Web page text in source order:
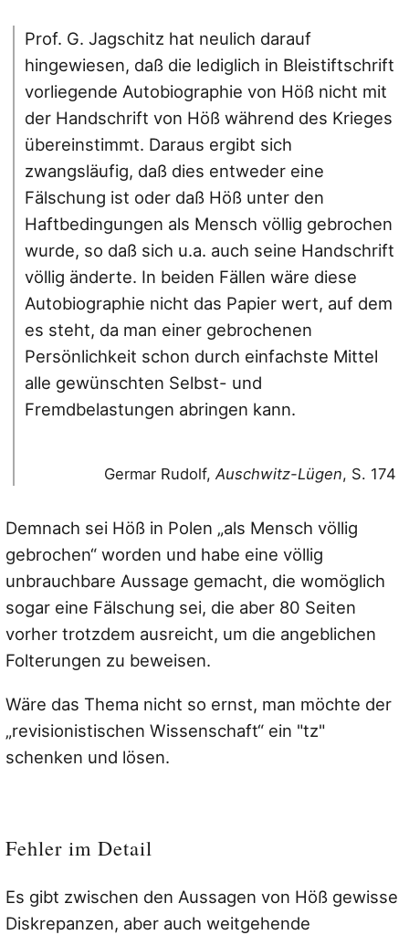
Prof. G. Jagschitz hat neulich darauf
hingewiesen, daß die lediglich in Bleistiftschrift
vorliegende Autobiographie von Höß nicht mit
der Handschrift von Höß während des Krieges
übereinstimmt. Daraus ergibt sich
zwangsläufig, daß dies entweder eine
Fälschung ist oder daß Höß unter den
Haftbedingungen als Mensch völlig gebrochen
wurde, so daß sich u.a. auch seine Handschrift
völlig änderte. In beiden Fällen wäre diese
Autobiographie nicht das Papier wert, auf dem
es steht, da man einer gebrochenen
Persönlichkeit schon durch einfachste Mittel
alle gewünschten Selbst- und
Fremdbelastungen abringen kann.
Germar Rudolf,Auschwitz-Lügen, S. 174
Demnach sei Höß in Polen „als Mensch völlig
gebrochen“ worden und habe eine völlig
unbrauchbare Aussage gemacht, die womöglich
sogar eine Fälschung sei, die aber 80 Seiten
vorher trotzdem ausreicht, um die angeblichen
Folterungen zu beweisen.
Wäre das Thema nicht so ernst, man möchte der
„revisionistischen Wissenschaft“ ein "tz"
schenken und lösen.
Fehler im Detail
Es gibt zwischen den Aussagen von Höß gewisse
Diskrepanzen, aber auch weitgehende